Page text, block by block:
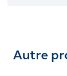
Autre